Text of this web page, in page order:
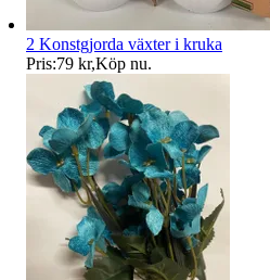
2 Konstgjorda växter i kruka
Pris:79 kr,Köp nu.